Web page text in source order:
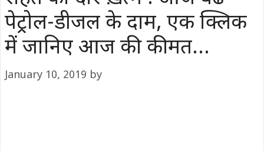
पेट्रोल-डीजल के दाम, एक क्लिक
में जानिए आज की कीमत…
January 10, 2019 by